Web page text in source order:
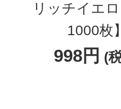
リッチイエ
1000枚】
998円 (